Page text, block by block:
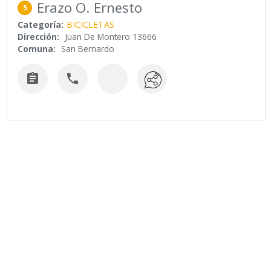
5 Erazo O. Ernesto
Categoría: BICICLETAS
Dirección: Juan De Montero 13666
Comuna: San Bernardo
 